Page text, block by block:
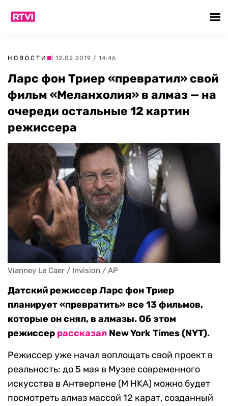
НОВОСТИ | 12.02.2019 / 14:46
Ларс фон Триер «превратил» свой
фильм «Меланхолия» в алмаз — на
очереди остальные 12 картин
режиссера
Vianney Le Caer / Invision / AP
Датский режиссер Ларс фон Триер
планирует «превратить» все 13 фильмов,
которые он снял, в алмазы. Об этом
режиссер рассказал New York Times (NYT).
Режиссер уже начал воплощать свой проект в
реальность: до 5 мая в Музее современного
искусства в Антверпене (M HKA) можно будет
посмотреть алмаз массой 12 карат, созданный